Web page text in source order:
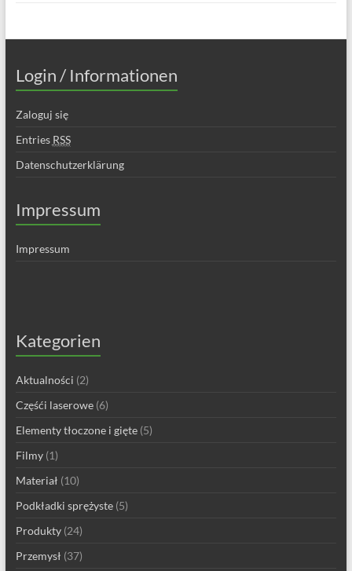
Login / Informationen
Zaloguj się
Entries RSS
Datenschutzerklärung
Impressum
Impressum
Kategorien
Aktualności (2)
Częśći laserowe(6)
Elementy tłoczone i gięte(5)
Filmy(1)
Materiał (10)
Podkładki sprężyste(5)
Produkty(24)
Przemysł (37)